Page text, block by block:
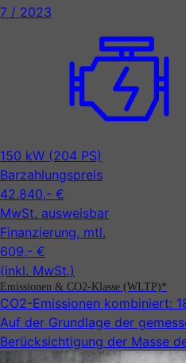
7 / 2023
150 kW (204 PS)
Barzahlungspreis
42.840,- €
MwSt. ausweisbar
Finanzierung, mtl.
609,- €
(inkl. MwSt.)
Emissionen & CO2-Klasse (WLTP)*
CO2-Emissionen kombiniert:
Auf der Grundlage der
Be­rück­sicht­ig­ung der Masse